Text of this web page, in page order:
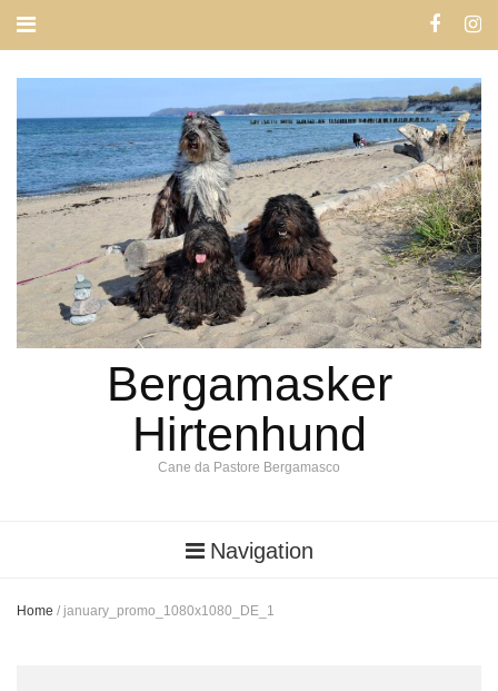
Bergamasker
Hirtenhund
Cane da Pastore Bergamasco
Navigation
Home / january_promo_1080x1080_DE_1